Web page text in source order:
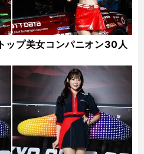
ップ美女コンパニオン30人